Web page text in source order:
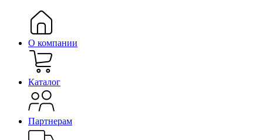
О компании
Каталог
Партнерам